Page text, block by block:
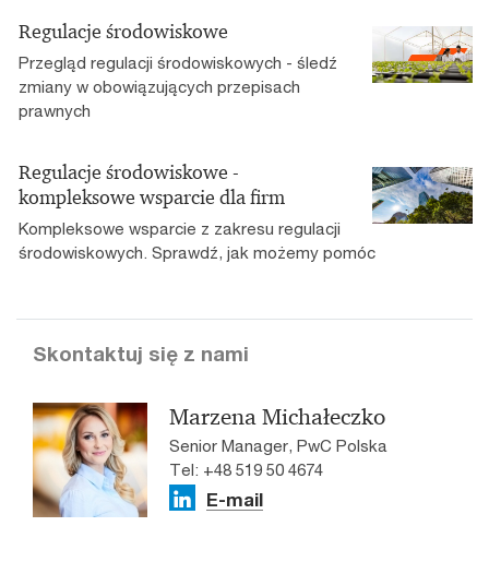
Regulacje środowiskowe
Przegląd regulacji środowiskowych - śledź
zmiany w obowiązujących przepisach
prawnych
Regulacje środowiskowe -
kompleksowe wsparcie dla firm
Kompleksowe wsparcie z zakresu regulacji
środowiskowych. Sprawdź, jak możemy pomóc
Skontaktuj się z nami
Marzena Michałeczko
Senior Manager, PwC Polska
Tel: +48 519 50 4674
E-mail